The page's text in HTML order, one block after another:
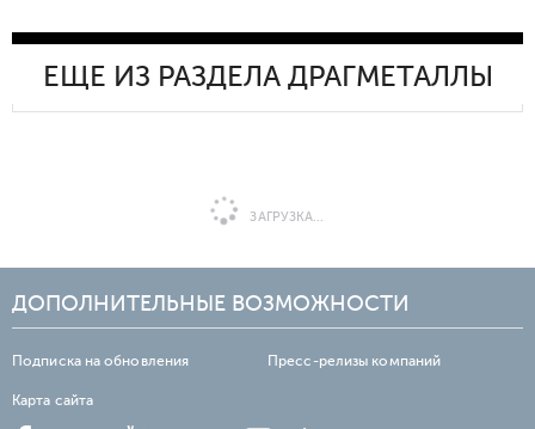
ЕЩЕ ИЗ РАЗДЕЛА ДРАГМЕТАЛЛЫ
ЗАГРУЗКА...
ДОПОЛНИТЕЛЬНЫЕ ВОЗМОЖНОСТИ
Подписка на обновления Пресс-релизы компаний
Карта сайта